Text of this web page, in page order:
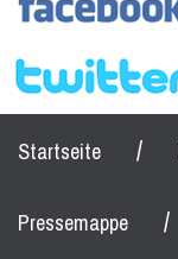
Startseite /
Pressemappe /